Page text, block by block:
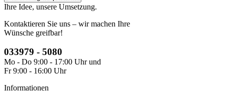
Ihre Idee, unsere Umsetzung.
Kontaktieren Sie uns – wir machen Ihre
Wünsche greifbar!
033979 - 5080
Mo - Do 9:00 - 17:00 Uhr und
Fr 9:00 - 16:00 Uhr
Informationen